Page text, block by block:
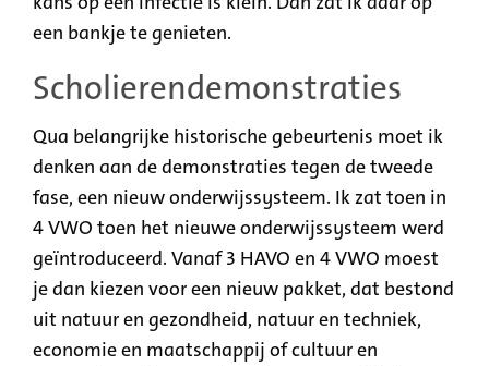
een bankje te genieten.
Scholierendemonstraties
Qua belangrijke historische gebeurtenis moet ik
denken aan dedemonstraties tegen de tweede
fase, een nieuw onderwijssysteem. Ik zat toen in
4 VWO toen het nieuwe onderwijssysteem werd
geïntroduceerd. Vanaf 3 HAVO en 4 VWO moest
je dan kiezen voor een nieuw pakket, dat bestond
uit natuur en gezondheid, natuur en techniek,
economie en maatschappij of cultuur en